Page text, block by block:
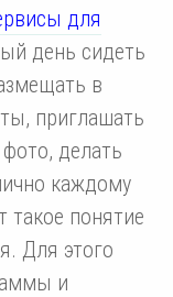
для
день сидеть
в
приглашать
делать
каждому
такое понятие
Для этого
и